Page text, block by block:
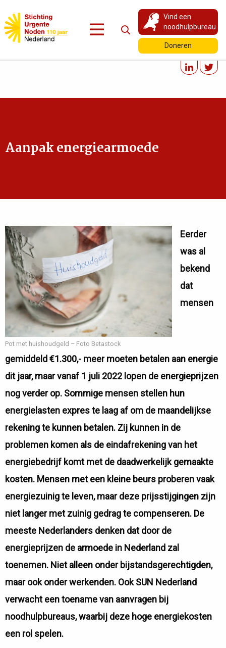
Vind een
noodhulpbureau
Doneren
Aanpak energiearmoede
Pot met huishoudgeld – Foto Betastock
Eerder
was al
bekend
dat
mensen
gemiddeld €1.300,- meer moeten betalen aan energie
dit jaar, maar vanaf 1 juli 2022 lopen de energieprijzen
nog verder op. Sommige mensen stellen hun
energielasten expres te laag af om de maandelijkse
rekening te kunnen betalen. Zij kunnen in de
problemen komen als de eindafrekening van het
energiebedrijf komt met de daadwerkelijk gemaakte
kosten. Mensen met een kleine beurs proberen vaak
energiezuinig te leven, maar deze prijsstijgingen zijn
niet langer met zuinig gedrag te compenseren. De
meeste Nederlanders denken dat door de
energieprijzen de armoede in Nederland zal
toenemen. Niet alleen onder bijstandsgerechtigden,
maar ook onder werkenden. Ook SUN Nederland
verwacht een toename van aanvragen bij
noodhulpbureaus, waarbij deze hoge energiekosten
een rol spelen.